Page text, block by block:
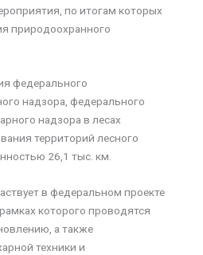
по итогам которых
природоохранного
федерального
надзора, федерального
надзора в лесах
территорий лесного
26,1 тыс. км.
в федеральном проекте
которого проводятся
а также
техники и